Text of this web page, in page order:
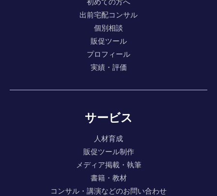
出前宅配コンサル
個別相談
販促ツール
プロフィール
実績・評価
サービス
人材育成
販促ツール制作
メディア掲載・執筆
書籍・教材
コンサル・講演などのお問い合わせ